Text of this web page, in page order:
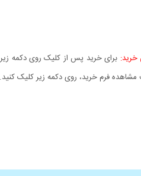
برای خرید پس از کلیک روی دکمه
فرم خرید، روی دکمه زیر کلیک کنید.